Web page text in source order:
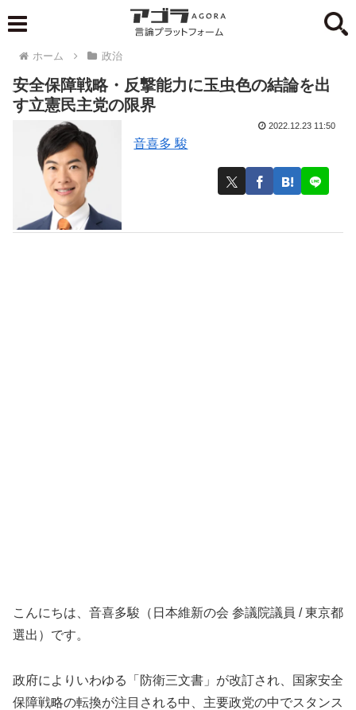
ホーム 政治
安全保障戦略・反撃能力に玉虫色の結論を出
す立憲民主党の限界
音喜多 駿
2022.12.23 11:50
こんにちは、音喜多駿（日本維新の会 参議院議員 / 東京都
選出）です。
政府によりいわゆる「防衛三文書」が改訂され、国家安全
保障戦略の転換が注目される中、主要政党の中でスタンス